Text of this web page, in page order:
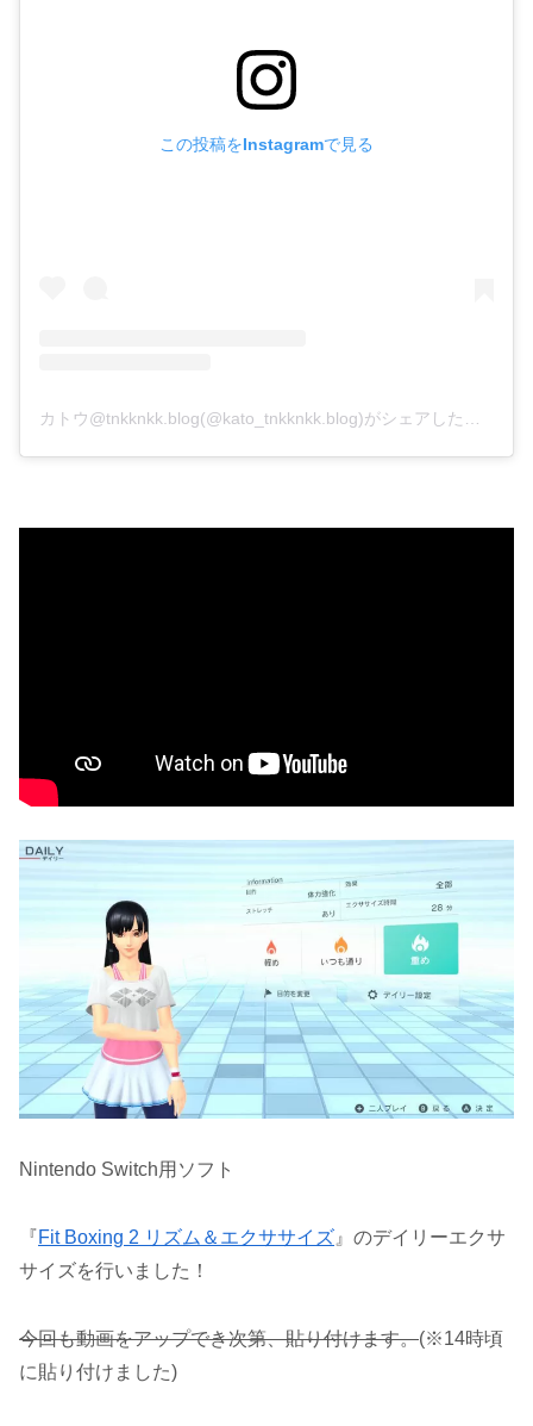
この投稿をInstagramで見る
Nintendo Switch用ソフト
『Fit Boxing 2 リズム＆エクササイズ 』のデイリーエクサ
サイズを行いました！
今回も動画をアップでき次第、貼り付けます。(※14時頃
に貼り付けました)